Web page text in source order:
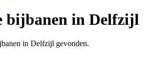
bijbanen in Delfzijl
in Delfzijl gevonden.